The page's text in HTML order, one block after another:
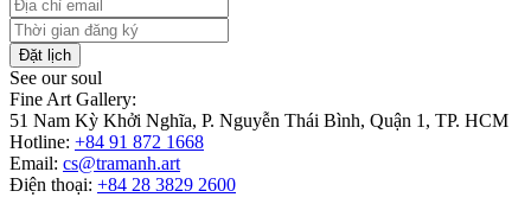
Đặt lịch
See our soul
Fine Art Gallery:
51 Nam Kỳ Khởi Nghĩa, P. Nguyễn Thái Bình, Quận 1, TP. HCM
Hotline: +84 91 872 1668
Email: cs@tramanh.art
Điện thoại: +84 28 3829 2600